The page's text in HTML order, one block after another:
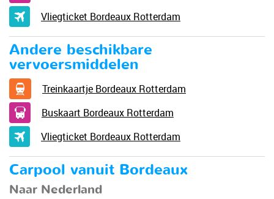
Vliegticket Bordeaux Rotterdam
Andere beschikbare
vervoersmiddelen
Treinkaartje Bordeaux Rotterdam
Buskaart Bordeaux Rotterdam
Vliegticket Bordeaux Rotterdam
Carpool vanuit Bordeaux
Naar Nederland